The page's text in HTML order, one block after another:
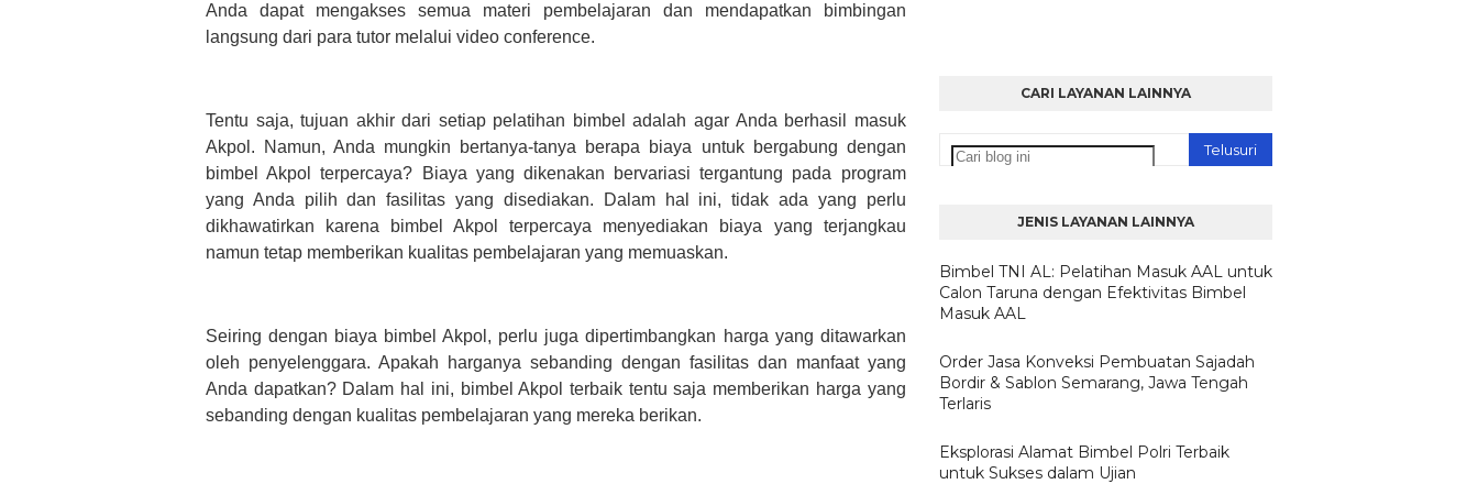
Anda dapat mengakses semua materi pembelajaran dan mendapatkan bimbingan
langsung dari para tutor melalui video conference.
Tentu saja, tujuan akhir dari setiap pelatihan bimbel adalah agar Anda berhasil masuk
Akpol. Namun, Anda mungkin bertanya-tanya berapa biaya untuk bergabung dengan
bimbel Akpol terpercaya? Biaya yang dikenakan bervariasi tergantung pada program
yang Anda pilih dan fasilitas yang disediakan. Dalam hal ini, tidak ada yang perlu
dikhawatirkan karena bimbel Akpol terpercaya menyediakan biaya yang terjangkau
namun tetap memberikan kualitas pembelajaran yang memuaskan.
Seiring dengan biaya bimbel Akpol, perlu juga dipertimbangkan harga yang ditawarkan
oleh penyelenggara. Apakah harganya sebanding dengan fasilitas dan manfaat yang
Anda dapatkan? Dalam hal ini, bimbel Akpol terbaik tentu saja memberikan harga yang
sebanding dengan kualitas pembelajaran yang mereka berikan.
CARI LAYANAN LAINNYA
JENIS LAYANAN LAINNYA
Bimbel TNI AL: Pelatihan Masuk AAL untuk
Calon Taruna dengan Efektivitas Bimbel
Masuk AAL
Order Jasa Konveksi Pembuatan Sajadah
Bordir & Sablon Semarang, Jawa Tengah
Terlaris
Eksplorasi Alamat Bimbel Polri Terbaik
untuk Sukses dalam Ujian